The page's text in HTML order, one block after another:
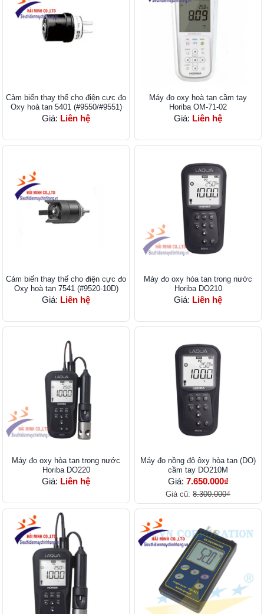
Cảm biến thay thế cho điện cực đo
Oxy hoà tan 5401 (#9550/#9551)
Giá: Liên hệ
Máy đo oxy hoà tan cầm tay
Horiba OM-71-02
Giá: Liên hệ
Cảm biến thay thế cho điện cực đo
Oxy hoà tan 7541 (#9520-10D)
Giá: Liên hệ
Máy đo oxy hòa tan trong nước
Horiba DO210
Giá: Liên hệ
Máy đo oxy hòa tan trong nước
Horiba DO220
Giá: Liên hệ
Máy đo nồng độ ôxy hòa tan (DO)
cầm tay DO210M
Giá: 7.650.000₫
Giá cũ: 8.300.000₫